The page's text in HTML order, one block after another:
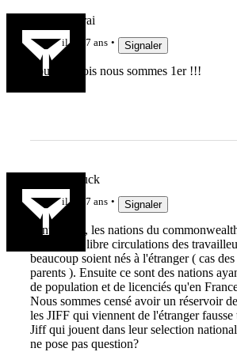
charly le vrai
il y a 7 ans Signaler
Pour une fois nous sommes 1er !!!
Cédric Chuck
il y a 7 ans Signaler
A nuancer , les nations du
accords de libre circulations des
beaucoup soient nés à l'étranger ( cas
parents ). Ensuite ce sont des nations
de population et de licenciés qu'en
Nous sommes censé avoir un réservoir
les JIFF qui viennent de l'étranger
Jiff qui jouent dans leur selection
ne pose pas question?